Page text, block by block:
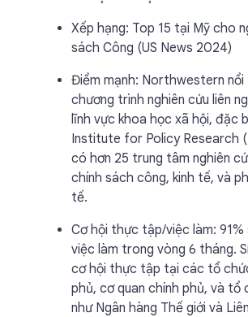
Xếp hạng: Top 15 tại Mỹ cho
sách Công (US News 2024)
Điểm mạnh: Northwestern nổi
chương trình nghiên cứu liên
lĩnh vực khoa học xã hội, đặc
Institute for Policy Research
có hơn 25 trung tâm nghiên
chính sách công, kinh tế, và
tế.
Cơ hội thực tập/việc làm: 91%
việc làm trong vòng 6 tháng.
cơ hội thực tập tại các tổ
phủ, cơ quan chính phủ, và tổ
như Ngân hàng Thế giới và